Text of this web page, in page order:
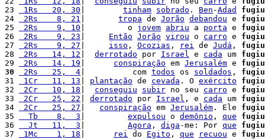
23
1Rs   20, 30 tinham sobrado . Ben -Adad
fugiu
24
2Rs    8, 21 tropa de Jorão debandou e fugiu
25
2Rs    9, 10 |         o jovem abriu a porta e fugiu
26
2Rs    9, 23 Então Jorão virou o carro e fugiu
27
2Rs    9, 27 isso , Ocozias , rei de Judá , fugiu
28
2Rs   14, 12 derrotado por Israel e cada um fugiu
29
2Rs   14, 19 conspiração em Jerusalém e fugiu
30
2Rs   25,  4 |          com todos os soldados , fugiu
31
1Cr   11, 13 plantação de cevada . O exército
fugiu
32
2Cr   10, 18 conseguiu subir no seu carro e fugiu
33
2Cr   25, 22 derrotado por Israel , e cada um fugiu
34
2Cr   25, 27 conspiração em Jerusalém . Ele fugiu
35
  Tb    8,  3
expulsou o demônio , que
fugiu
36
  Jt   11,  3
Agora , diga -me: Por que
fugiu
37
1Mc    1, 18 rei do Egito , que recuou e fugiu